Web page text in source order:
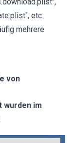
etc.
mehrere
von
im